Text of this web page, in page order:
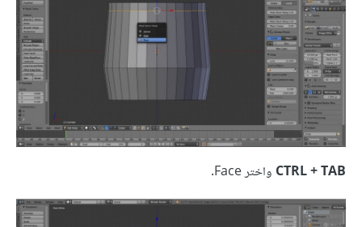
CTRL + TAB واختر Face.